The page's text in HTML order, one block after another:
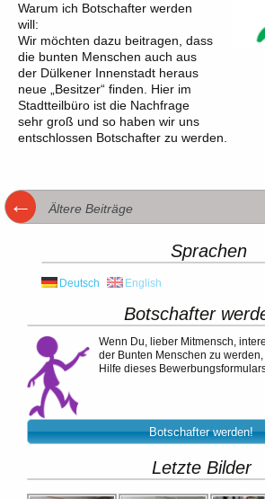
Warum ich Botschafter werden
will:
Wir möchten dazu beitragen, dass
die bunten Menschen auch aus
der Dülkener Innenstadt heraus
neue „Besitzer“ finden. Hier im
Stadtteilbüro ist die Nachfrage
sehr groß und so haben wir uns
entschlossen Botschafter zu werden.
Beitragsnavigation
← Ältere Beiträge
Sprachen
Deutsch English
Botschafter
Wenn Du, lieber Mitmensch,
der Bunten Menschen zu
Hilfe dieses
Botschafter werden!
Letzte Bilder